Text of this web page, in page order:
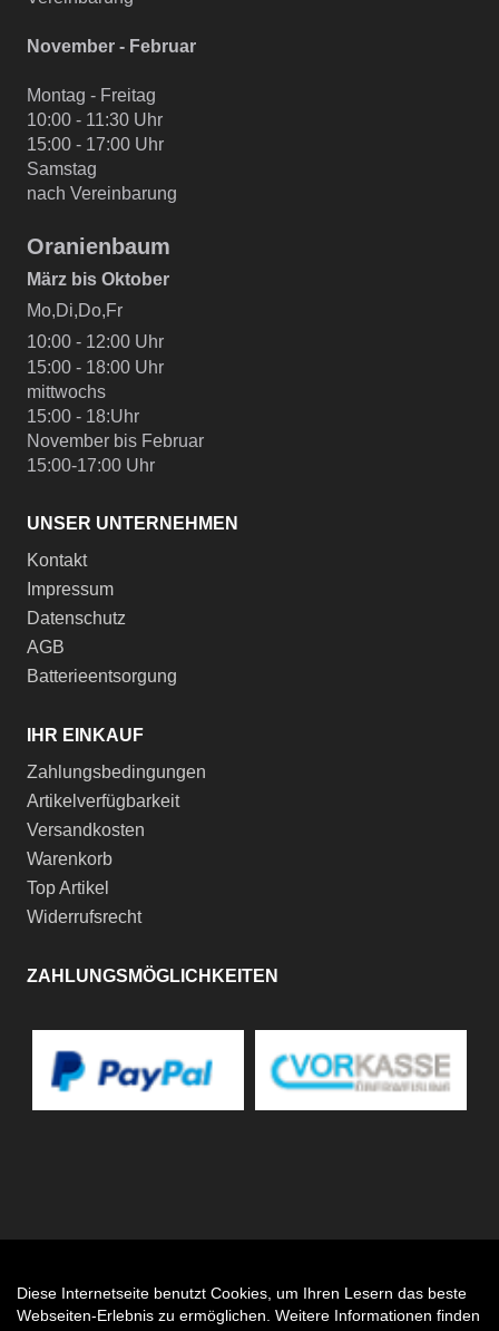
November - Februar
Montag - Freitag
10:00 - 11:30 Uhr
15:00 - 17:00 Uhr
Samstag
nach Vereinbarung
Oranienbaum
März bis Oktober
Mo,Di,Do,Fr
10:00 - 12:00 Uhr
15:00 - 18:00 Uhr
mittwochs
15:00 - 18:Uhr
November bis Februar
15:00-17:00 Uhr
UNSER UNTERNEHMEN
Kontakt
Impressum
Datenschutz
AGB
Batterieentsorgung
IHR EINKAUF
Zahlungsbedingungen
Artikelverfügbarkeit
Versandkosten
Warenkorb
Top Artikel
Widerrufsrecht
ZAHLUNGSMÖGLICHKEITEN
Diese Internetseite benutzt Cookies, um Ihren Lesern das beste
Webseiten-Erlebnis zu ermöglichen. Weitere Informationen finden
Auftrag widerrufen